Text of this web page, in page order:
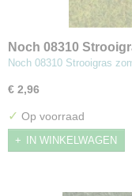
Noch 08310
Noch 08310 Strooigras
€ 2,96
✓ Op voorraad
IN WINKELWAGEN